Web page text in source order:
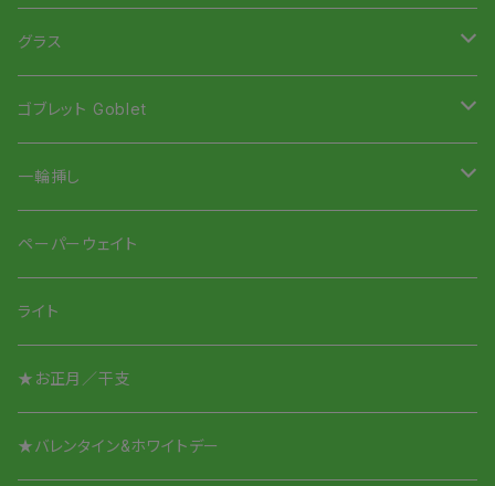
グラス
虹色Smile Glass
虹色Smileタンブラー
Smile Glass タンブラー
Smile Glass／取って付き
アニマルシリーズ
酒盃／ぐいのみ
ゴブレット Goblet
招き猫ゴブレット
一輪挿し
Smileちゃんシリーズ
アニマルシリーズ
ペーパーウェイト
ライト
★お正月／干支
★バレンタイン&ホワイトデー